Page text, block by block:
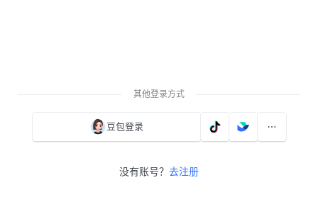
其他登录方式
豆包登录
没有账号？ 去注册